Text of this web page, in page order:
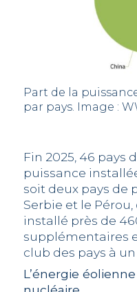
Part de la
par pays. Image :
Fin 2025, 46 pays
puissance
soit deux pays de
Serbie et le
installé près de
supplémentaires
club des pays à
L’énergie